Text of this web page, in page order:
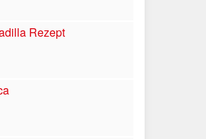
Rezept